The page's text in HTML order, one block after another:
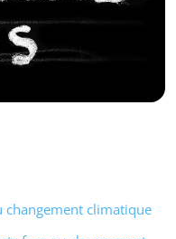
changement climatique